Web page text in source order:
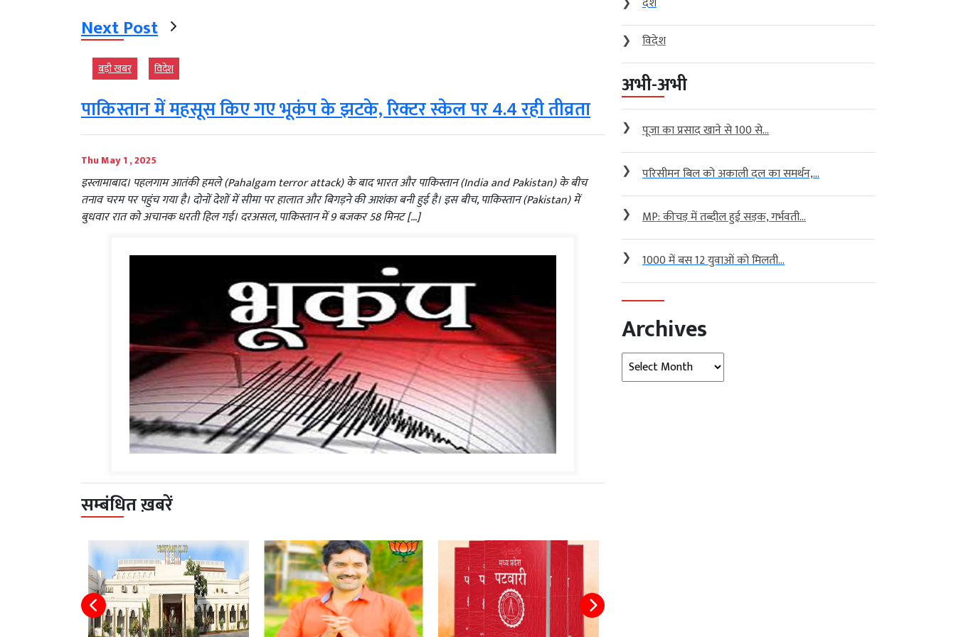
Next Post
बड़ी खबर विदेश
पाकिस्तान में महसूस किए गए भूकंप के झटके, रिक्टर स्केल पर 4.4 रही तीव्रता
Thu May 1 , 2025
इस्लामाबाद। पहलगाम आतंकी हमले (Pahalgam terror attack) के बाद भारत और पाकिस्तान (India and Pakistan) के बीच
तनाव चरम पर पहुंच गया है। दोनों देशों में सीमा पर हालात और बिगड़ने की आशंका बनी हुई है। इस बीच, पाकिस्तान (Pakistan) में
बुधवार रात को अचानक धरती हिल गई। दरअसल, पाकिस्तान में 9 बजकर 58 मिनट […]
सम्बंधित ख़बरें
❯
विदेश
अभी-अभी
❯ पूजा का प्रसाद खाने से 100 से...
❯ परिसीमन बिल को अकाली दल का समर्थन,...
❯ MP: कीचड़ में तब्दील हुई सड़क, गर्भवती...
❯ 1000 में बस 12 युवाओं को मिलती...
Archives
Archives